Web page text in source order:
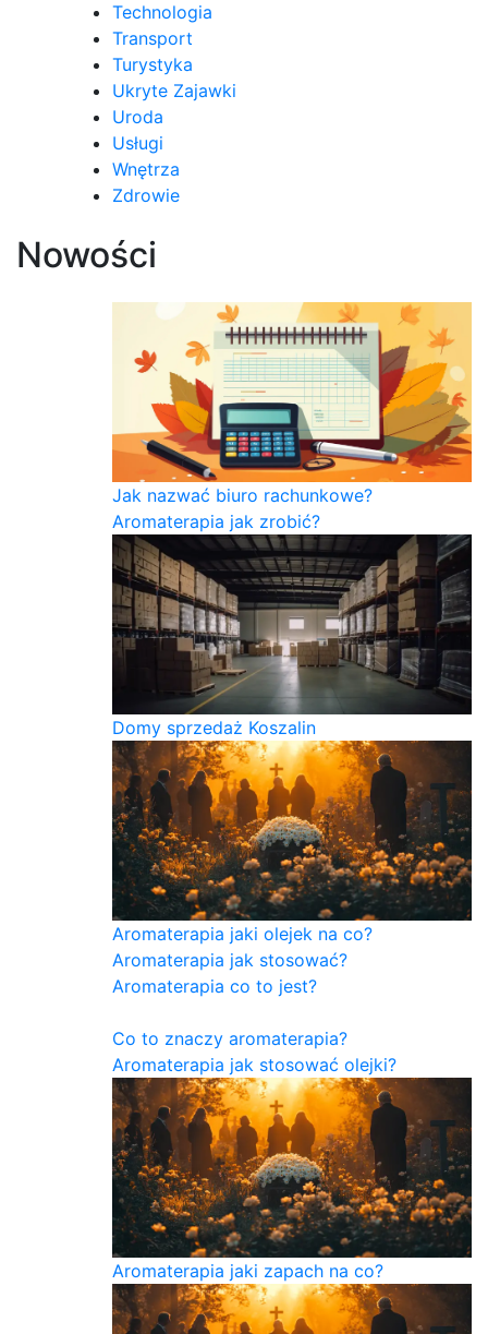
Technologia
Transport
Turystyka
Ukryte Zajawki
Uroda
Usługi
Wnętrza
Zdrowie
Nowości
Jak nazwać biuro rachunkowe?
Aromaterapia jak zrobić?
Domy sprzedaż Koszalin
Aromaterapia jaki olejek na co?
Aromaterapia jak stosować?
Aromaterapia co to jest?
Co to znaczy aromaterapia?
Aromaterapia jak stosować olejki?
Aromaterapia jaki zapach na co?